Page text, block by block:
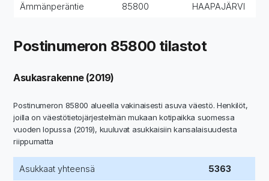
Ämmänperäntie 85800 HAAPAJÄRVI
Postinumeron 85800 tilastot
Asukasrakenne (2019)
Postinumeron 85800 alueella vakinaisesti asuva väestö. Henkilöt,
joilla on väestötietojärjestelmän mukaan kotipaikka suomessa
vuoden lopussa (2019), kuuluvat asukkaisiin kansalaisuudesta
riippumatta
Asukkaat yhteensä 5363